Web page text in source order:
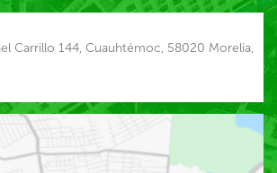
Carrillo 144, Cuauhtémoc, 58020 Morelia,